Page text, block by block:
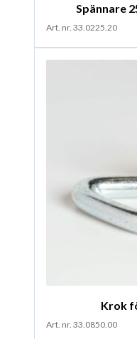
Spännare
Art. nr. 33.0225.20
Krok
Art. nr. 33.0850.00